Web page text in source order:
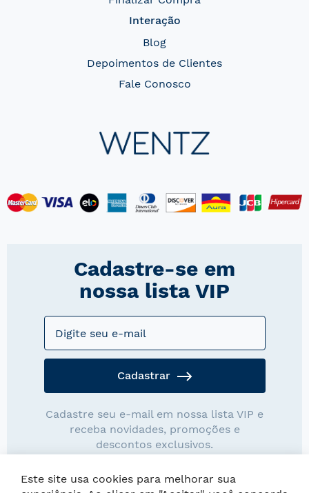
Interação
Blog
Depoimentos de Clientes
Fale Conosco
Cadastre-se em
nossa lista VIP
Cadastrar
Cadastre seu e-mail em nossa lista VIP e
receba novidades, promoções e
descontos exclusivos.
Este site usa cookies para melhorar sua